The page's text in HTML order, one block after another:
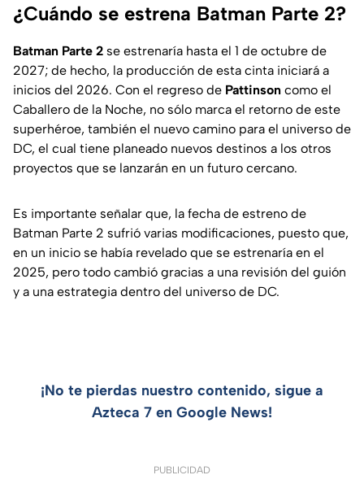
¿Cuándo se estrena Batman Parte 2?
Batman Parte 2 se estrenaría hasta el 1 de octubre de
2027; de hecho, la producción de esta cinta iniciará a
inicios del 2026. Con el regreso de Pattinson como el
Caballero de la Noche, no sólo marca el retorno de este
superhéroe, también el nuevo camino para el universo de
DC, el cual tiene planeado nuevos destinos a los otros
proyectos que se lanzarán en un futuro cercano.
Es importante señalar que, la fecha de estreno de
Batman Parte 2 sufrió varias modificaciones, puesto que,
en un inicio se había revelado que se estrenaría en el
2025, pero todo cambió gracias a una revisión del guión
y a una estrategia dentro del universo de DC.
¡No te pierdas nuestro contenido, sigue a
Azteca 7 en Google News!
PUBLICIDAD